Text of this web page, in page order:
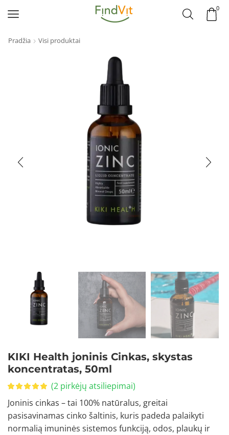
0
Pradžia Visi produktai
KIKI Health joninis Cinkas, skystas
koncentratas, 50ml
(2 pirkėjų atsiliepimai)
Joninis cinkas – tai 100% natūralus, greitai
pasisavinamas cinko šaltinis, kuris padeda palaikyti
normalią imuninės sistemos funkciją, odos, plaukų ir